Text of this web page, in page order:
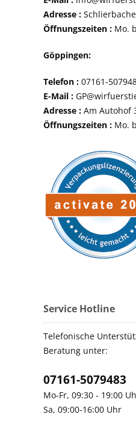
Adresse :
Öffnungszeiten : Mo.
Göppingen:
Telefon :
E-Mail :
Adresse : Am
Öffnungszeiten : Mo.
Service Hotline
Telefonische
Beratung unter:
07161-5079483
Mo-Fr, 09:30 - 19:00
Sa, 09:00-16:00 Uhr